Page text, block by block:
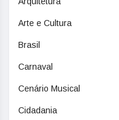
Arte e Cultura
Brasil
Carnaval
Cenário Musical
Cidadania